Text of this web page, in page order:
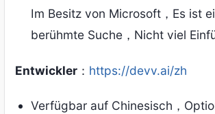
Im Besitz von Microsoft，Es ist
berühmte Suche，Nicht viel
Entwickler： https://devv.ai/zh
Verfügbar auf Chinesisch，